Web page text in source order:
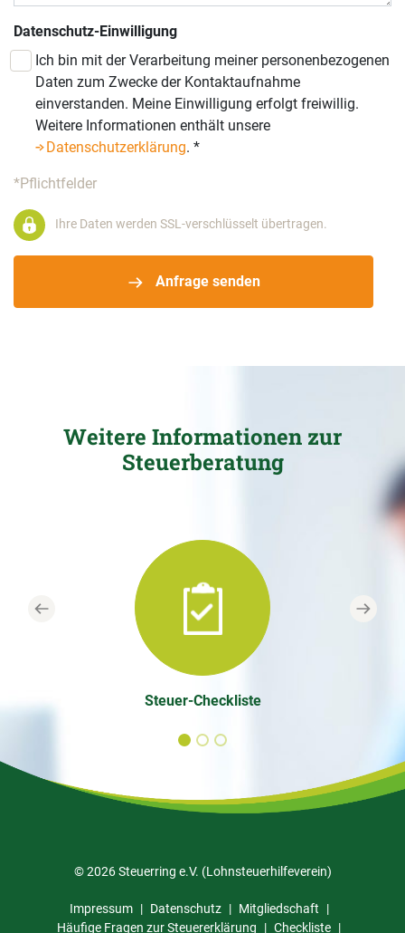
Datenschutz-Einwilligung
Ich bin mit der Verarbeitung meiner personenbezogenen
Daten zum Zwecke der Kontaktaufnahme
einverstanden. Meine Einwilligung erfolgt freiwillig.
Weitere Informationen enthält unsere
Datenschutzerklärung. *
*Pflichtfelder
Anfrage senden
Ihre Daten werden SSL-verschlüsselt übertragen.
Weitere Informationen zur
Steuerberatung
Steuer-Checkliste
Previous Next
© 2026 Steuerring e.V. (Lohnsteuerhilfeverein)
Impressum Datenschutz
Mitgliedschaft
Häufige Fragen zur Steuererklärung
Checkliste